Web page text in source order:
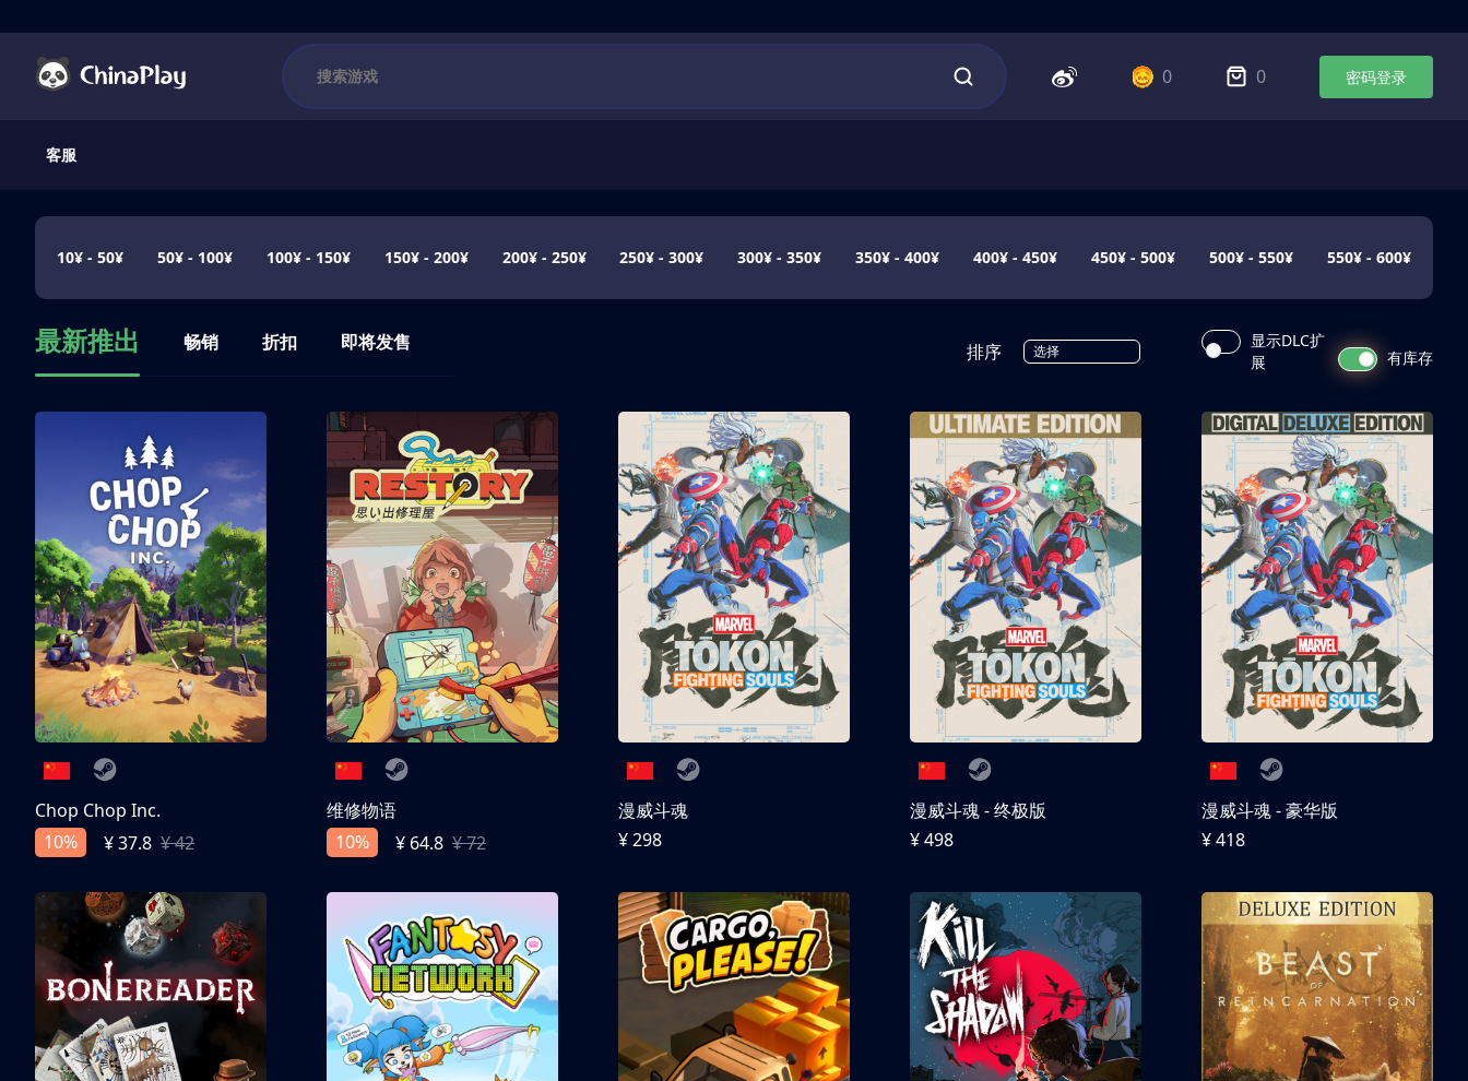
0 0 密码登录
客服
10¥ - 50¥ 50¥ - 100¥ 100¥ - 150¥ 150¥ - 200¥ 200¥ - 250¥ 250¥ - 300¥ 300¥ - 350¥ 350¥ - 400¥ 400¥ - 450¥ 450¥ - 500¥ 500¥ - 550¥ 550¥ - 600¥
最新推出 畅销 折扣 即将发售 排序 选择
显示DLC扩
展
有库存
Chop Chop Inc.
10%
¥ 37.8 ¥ 42
维修物语
10%
¥ 64.8 ¥ 72
漫威斗魂
¥ 298
漫威斗魂 - 终极版
¥ 498
漫威斗魂 - 豪华版
¥ 418